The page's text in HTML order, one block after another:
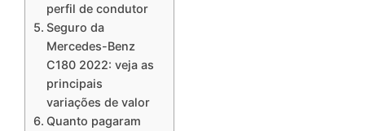
perfil de condutor
Seguro da
Mercedes-Benz
C180 2022: veja as
principais
variações de valor
Quanto pagaram